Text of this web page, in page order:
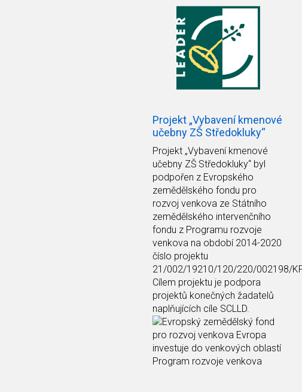
Projekt „Vybavení kmenové
učebny ZŠ Středokluky“
Projekt „Vybavení kmenové
učebny ZŠ Středokluky“ byl
podpořen z Evropského
zemědělského fondu pro
rozvoj venkova ze Státního
zemědělského intervenčního
fondu z Programu rozvoje
venkova na období 2014-2020
číslo projektu
21/002/19210/120/220/002198/
Cílem projektu je podpora
projektů konečných žadatelů
naplňujících cíle SCLLD.